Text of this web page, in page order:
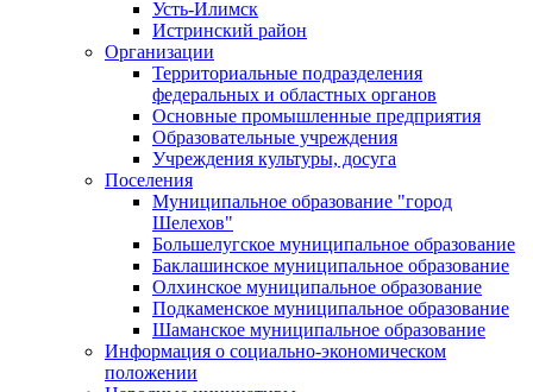
Усть-Илимск
Истринский район
Организации
Территориальные подразделения
федеральных и областных органов
Основные промышленные предприятия
Образовательные учреждения
Учреждения культуры, досуга
Поселения
Муниципальное образование "город
Шелехов"
Большелугское муниципальное образование
Баклашинское муниципальное образование
Олхинское муниципальное образование
Подкаменское муниципальное образование
Шаманское муниципальное образование
Информация о социально-экономическом
положении